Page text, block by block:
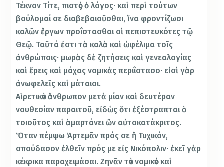
Τέκνον Τίτε, πιστὸς ὁ λόγος· καὶ περὶ τούτων
βούλομαί σε διαβεβαιοῦσθαι, ἵνα φροντίζωσι
καλῶν ἔργων προΐστασθαι οἱ πεπιστευκότες τῷ
Θεῷ. Ταῦτά ἐστι τὰ καλὰ καὶ ὠφέλιμα τοῖς
ἀνθρώποις· μωρὰς δὲ ζητήσεις καὶ γενεαλογίας
καὶ ἔρεις καὶ μάχας νομικὰς περιΐστασο· εἰσὶ γὰρ
ἀνωφελεῖς καὶ μάταιοι.
Αἱρετικὸν ἄνθρωπον μετὰ μίαν καὶ δευτέραν
νουθεσίαν παραιτοῦ, εἰδὼς ὅτι ἐξέστραπται ὁ
τοιοῦτος καὶ ἁμαρτάνει ὢν αὐτοκατάκριτος.
Ὅταν πέμψω Ἀρτεμᾶν πρός σε ἢ Τυχικόν,
σπούδασον ἐλθεῖν πρός με εἰς Νικόπολιν· ἐκεῖ γὰρ
κέκρικα παραχειμάσαι. Ζηνᾶν τὸν νομικὸν καὶ